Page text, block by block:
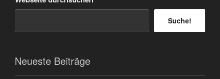
Suche!
Neueste Beiträge